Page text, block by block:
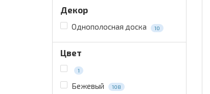
Декор
Однополосная доска 10
Цвет
1
Бежевый 108